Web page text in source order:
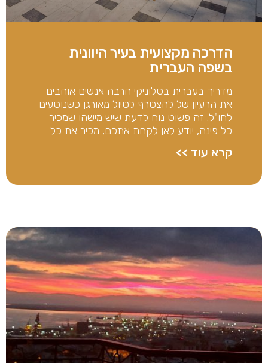
הדרכה מקצועית בעיר היוונית
בשפה העברית
מדריך בעברית בסלוניקי הרבה אנשים אוהבים
את הרעיון של להצטרף לטיול מאורגן כשנוסעים
לחו"ל. זה פשוט נוח לדעת שיש מישהו שמכיר
כל פינה, יודע לאן לקחת אתכם, מכיר את כל
קרא עוד >>